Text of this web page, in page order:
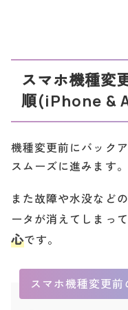
スマホ機種変
順(iPhone &
機種変更前にバック
スムーズに進みます。
また故障や水没など
ータが消えてしまって
心です。
スマホ機種変更